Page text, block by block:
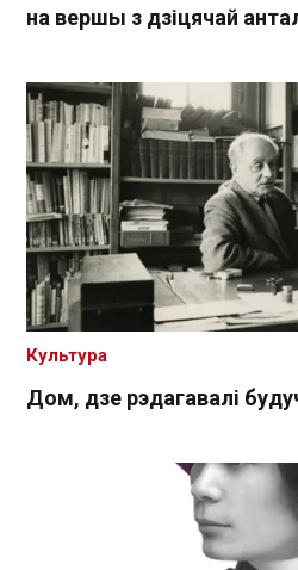
на вершы з дзіцячай
Дом, дзе рэдагавалі
Культура